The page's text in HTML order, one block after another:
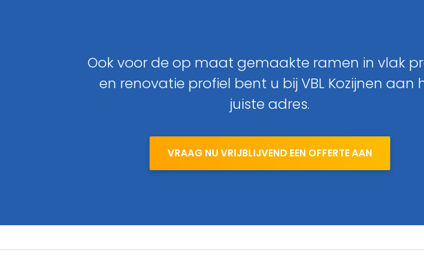
Ook voor de op maat gemaakte ramen in vlak
en renovatie profiel bent u bij VBL Kozijnen aan
juiste adres.
VRAAG NU VRIJBLIJVEND EEN OFFERTE AAN